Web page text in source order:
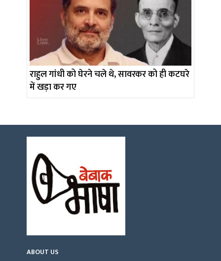
राहुल गांधी को घेरने चले थे, सावरकर को ही कटघरे
में खड़ा कर गए
ABOUT US